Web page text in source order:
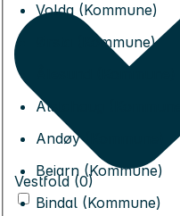
Volda (Kommune)
Ørsta (Kommune)
Alstahaug (Kommune)
Andøy (Kommune)
Beiarn (Kommune)
Bindal (Kommune)
Vestfold (0)